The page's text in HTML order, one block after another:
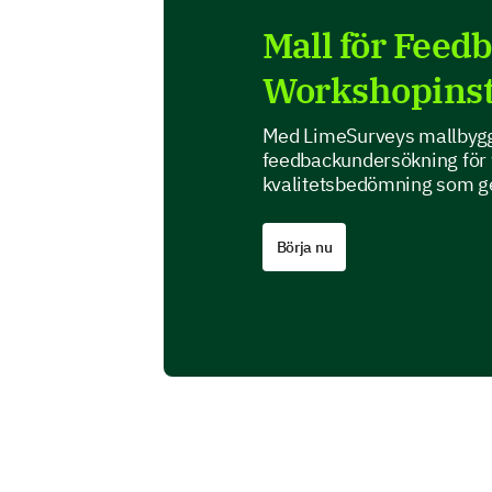
Mall för
Med LimeSurveys
feedbackundersökning
kvalitetsbedömning som
Börja nu